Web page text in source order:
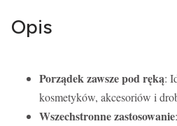
Opis
Porządek zawsze pod ręką:
kosmetyków, akcesoriów i
Wszechstronne zastosowanie